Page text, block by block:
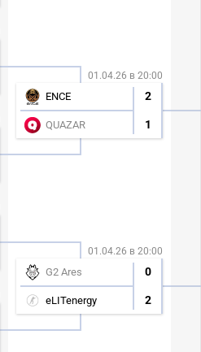
01.04.26 в 20:00
ENCE 2
QUAZAR 1
01.04.26 в 20:00
G2 Ares 0
eLITenergy 2